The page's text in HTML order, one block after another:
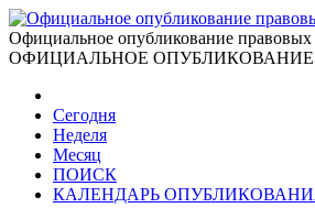
Официальное опубликование правовых
ОФИЦИАЛЬНОЕ ОПУБЛИКОВАНИЕ
Сегодня
Неделя
Месяц
ПОИСК
КАЛЕНДАРЬ